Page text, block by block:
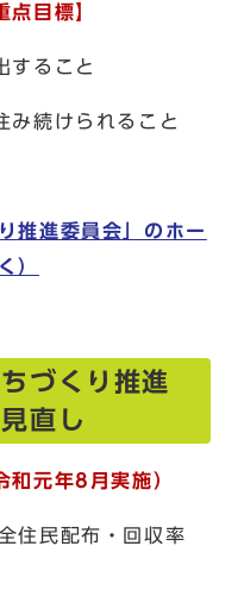
点目標】
ること
続けられること
推進委員会」のホー
）
づくり推進
直し
元年8月実施）
住民配布・回収率